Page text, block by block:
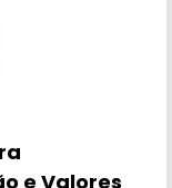
e Valores